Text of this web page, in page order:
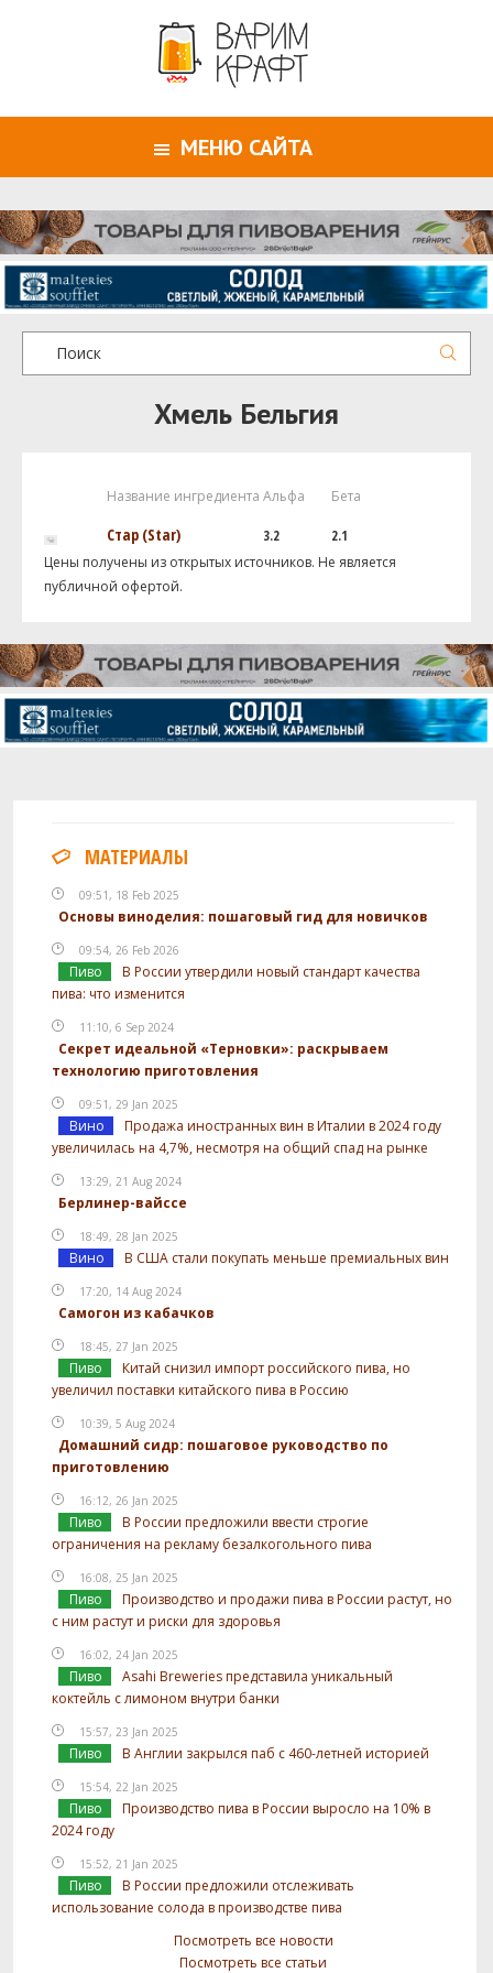
МЕНЮ САЙТА
Хмель Бельгия
Название ингредиента Альфа Бета
Стар (Star) 3.2
2.1
Цены получены из открытых источников. Не является
публичной офертой.
МАТЕРИАЛЫ
09:51, 18 Feb 2025
Основы виноделия: пошаговый гид для новичков
09:54, 26 Feb 2026
Пиво
В России утвердили новый стандарт качества
пива: что изменится
11:10, 6 Sep 2024
Секрет идеальной «Терновки»: раскрываем
технологию приготовления
09:51, 29 Jan 2025
Вино
Продажа иностранных вин в Италии в 2024 году
увеличилась на 4,7%, несмотря на общий спад на рынке
13:29, 21 Aug 2024
Берлинер-вайссе
18:49, 28 Jan 2025
Вино В США стали покупать меньше премиальных вин
17:20, 14 Aug 2024
Самогон из кабачков
18:45, 27 Jan 2025
Пиво
Китай снизил импорт российского пива, но
увеличил поставки китайского пива в Россию
10:39, 5 Aug 2024
Домашний сидр: пошаговое руководство по
приготовлению
16:12, 26 Jan 2025
Пиво
В России предложили ввести строгие
ограничения на рекламу безалкогольного пива
16:08, 25 Jan 2025
Пиво
Производство и продажи пива в России растут, но
с ним растут и риски для здоровья
16:02, 24 Jan 2025
Пиво
Asahi Breweries представила уникальный
коктейль с лимоном внутри банки
15:57, 23 Jan 2025
Пиво В Англии закрылся паб с 460-летней историей
15:54, 22 Jan 2025
Пиво
Производство пива в России выросло на 10% в
2024 году
15:52, 21 Jan 2025
Пиво
В России предложили отслеживать
использование солода в производстве пива
Посмотреть все новости
Посмотреть все статьи